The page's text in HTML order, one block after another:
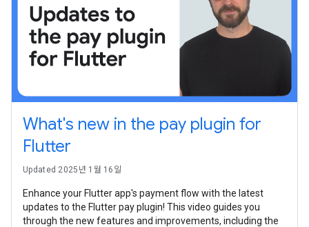
What's new in the pay plugin for
Flutter
Updated 2025년 1월 16일
Enhance your Flutter app's payment flow with the latest
updates to the Flutter pay plugin! This video guides you
through the new features and improvements, including the